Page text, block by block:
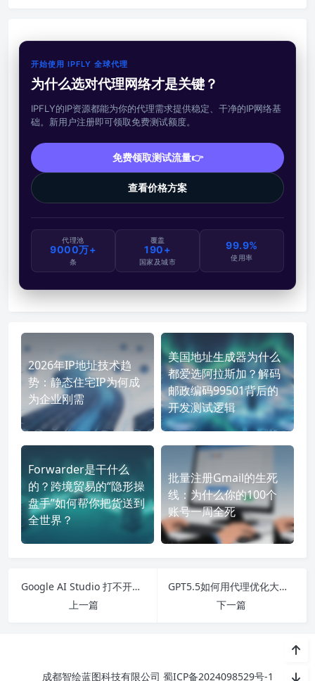
开始使用 IPFLY 全球代理
为什么选对代理网络才是关键？
IPFLY的IP资源都能为你的代理需求提供稳定、干净的IP网络基
础。新用户注册即可领取免费测试额度。
免费领取测试流量👉
查看价格方案
代理池
9000万+
条
覆盖
190+
国家及城市
99.9%
使用率
2026年IP地址技术趋
势：静态住宅IP为何成
为企业刚需
美国地址生成器为什么
都爱选阿拉斯加？解码
邮政编码99501背后的
开发测试逻辑
Forwarder是干什么
的？跨境贸易的“隐形操
盘手”如何帮你把货送到
全世界？
批量注册Gmail的生死
线：为什么你的100个
账号一周全死
Google AI Studio 打不开？如何通过优化网络基础设施，告别访问故障
上一篇
GPT5.5如何用代理优化大规模数据采集与SEO验证
下一篇
成都智绘蓝图科技有限公司 蜀ICP备2024098529号-1